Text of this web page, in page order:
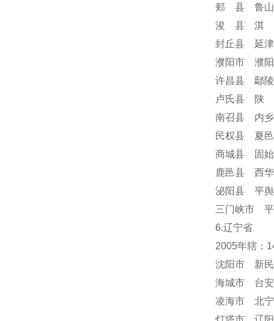
郏 县 鲁
浚 县 淇
封丘县 延
濮阳市 濮
许昌县 鄢
卢氏县 陕
南召县 内
民权县 夏
商城县 固
鹿邑县 西
泌阳县 平
三门峡市
6.辽宁省
2005年辖：
沈阳市 新
海城市 台
凌海市 北